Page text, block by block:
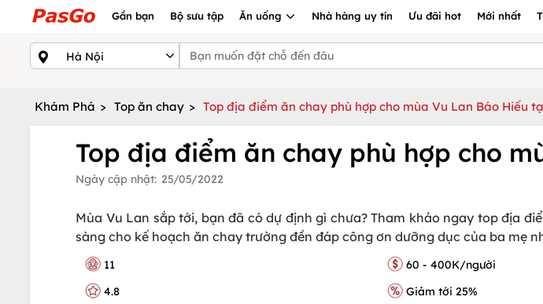
Gần bạn Bộ sưu tập Ăn uống Nhà hàng uy tín Ưu đãi hot Mới nhất
Khám Phá > Top ăn chay > Top địa điểm ăn chay phù hợp cho mùa Vu Lan Báo Hiếu
Top địa điểm ăn chay phù hợp cho
Ngày cập nhật: 25/05/2022
Mùa Vu Lan sắp tới, bạn đã có dự định gì chưa? Tham khảo ngay top địa
sàng cho kế hoạch ăn chay trường đền đáp công ơn dưỡng dục của ba mẹ
11 60 - 400K/người
4.8
Giảm tới 25%